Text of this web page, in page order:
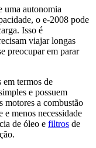
uma autonomia
o e-2008 pode
Isso é
viajar longas
preocupar em parar
termos de
e possuem
motores a combustão
e menos necessidade
de óleo e filtros de